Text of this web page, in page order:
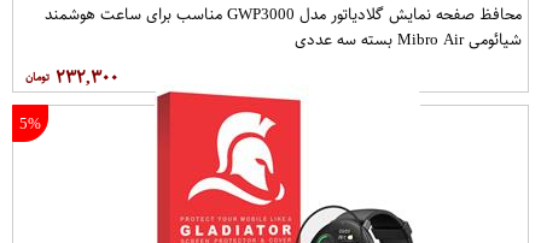
محافظ صفحه نمایش گلادیاتور مدل GWP3000 مناسب برای ساعت هوشمند
شیائومی Mibro Air بسته سه عددی
۲۳۲,۳۰۰
5%